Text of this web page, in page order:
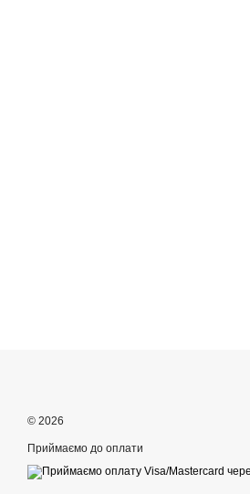
© 2026
Приймаємо до оплати